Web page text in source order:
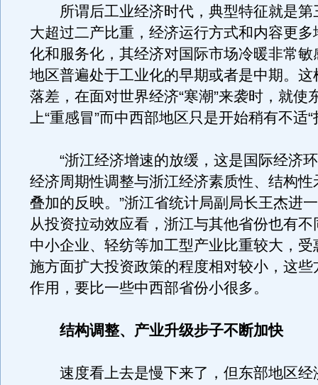
所谓后工业经济时代，典型特征就是第
大超过二产比重，经济运行方式和内容更多
化和服务化，其经济对国际市场冷暖非常敏
地区普遍处于工业化的早期或者是中期。这
落差，在面对世界经济“寒潮”来袭时，就使
上“重感冒”而中西部地区只是开始稍有不适“
“浙江经济增速的放缓，这是国际经济
经济周期性调整与浙江经济素质性、结构性
叠加的反映。”浙江省统计局副局长王杰进
从投资拉动效应看，浙江与其他省份也有
中小企业、轻纺等加工型产业比重较大，受
施方面扩大投资政策的程度相对较小，这些
作用，要比一些中西部省份小很多。
结构调整、产业升级步子不断加快
速度看上去是慢下来了，但东部地区经